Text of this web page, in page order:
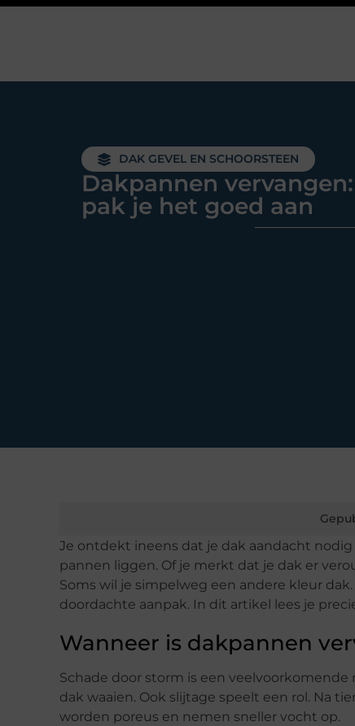
DAK GEVEL EN SCHOORSTEEN
Dakpannen
pak je het goed aan
Je ontdekt ineens dat je dak aandacht
pannen liggen. Of je merkt dat je dak er
Soms wil je simpelweg een andere kleur
doordachte aanpak. In dit artikel lees je
Wanneer is dakpannen
Schade door storm is een
dak waaien. Ook slijtage speelt een rol. Na
worden poreus en nemen sneller vocht op.